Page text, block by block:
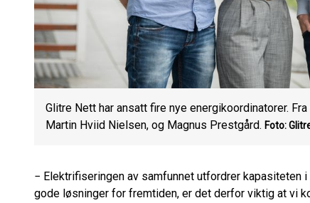
Glitre Nett har ansatt fire nye energikoordinatorer.
Martin Hviid Nielsen, og Magnus Prestgård. Foto:
− Elektrifiseringen av samfunnet utfordrer kapasiteten
gode løsninger for fremtiden, er det derfor viktig at vi